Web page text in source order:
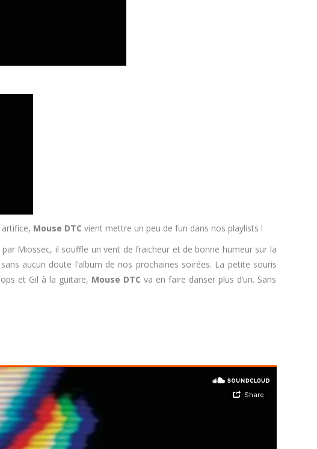
Mouse DTC vient mettre un peu de fun dans nos playlists !
Miossec, il souffle un vent de fraicheur et de bonne humeur sur la
aucun doute l’album de nos prochaines soirées. La petite souris
et Gil à la guitare, Mouse DTCva en faire danser plus d’un. Sans